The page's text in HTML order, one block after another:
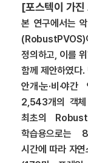
[포스텍이 가
본 연구에서는
정의하고, 이를
함께 제안하였다
안개·눈·비·야
2,543개의 객체
최초의
학습용으로는 8
시간에 따라 자